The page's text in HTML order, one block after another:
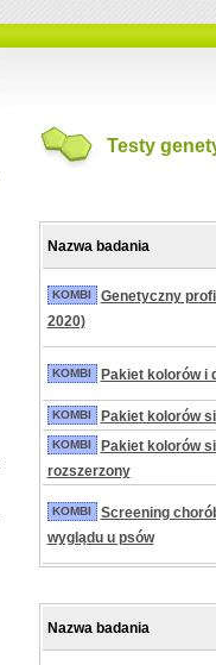
Testy
Nazwa badania
KOMBI
Genetyczny
2020)
KOMBI Pakiet kolorów i
KOMBI Pakiet kolorów
KOMBI
Pakiet kolorów
rozszerzony
KOMBI
Screening
wyglądu u psów
Nazwa badania